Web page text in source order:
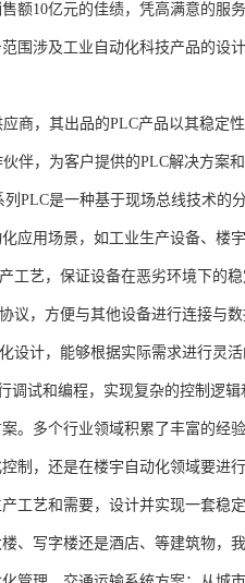
额10亿元的佳绩，凭高满意的服
围涉及工业自动化科技产品的设
其出品的PLC产品以其稳定性
伴，为客户提供的PLC解决方案
PLC是一种基于现场总线技术
应用场景，如工业生产设备、楼
工艺，保证设备在恶劣环境下的稳
议，方便与其他设备进行连接与数
设计，能够根据实际需求进行灵活
调试和编程，实现复杂的控制逻
。多个行业领域积累了丰富的经
制，还是在楼宇自动化领域要进
工艺和需要，设计并实现一套稳
、写字楼还是酒店、等建筑物，